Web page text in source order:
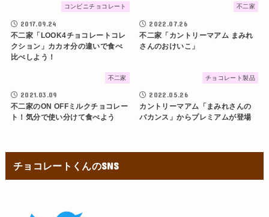
コンビニチョコレート
2017.09.24
不二家「LOOK4チョコレートコレ
クション」カカオ分の違いで食べ
比べしよう！
不二家
2022.07.26
不二家「カントリーマアム まみれ
さんのおけいこ」
不二家
2021.03.09
不二家のON OFFミルクチョコレー
ト！気分で使い分けて食べよう
チョコレート製品
2022.05.26
カントリーマアム「まみれさんの
バカンス」からプレミアムが登場
チョコレートくんのSNS